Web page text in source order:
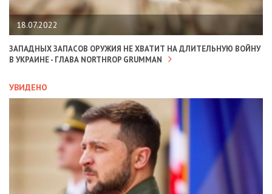
18.07.2022
ЗАПАДНЫХ ЗАПАСОВ ОРУЖИЯ НЕ ХВАТИТ НА ДЛИТЕЛЬНУЮ ВОЙНУ
В УКРАИНЕ - ГЛАВА NORTHROP GRUMMAN
УВИДЕНО